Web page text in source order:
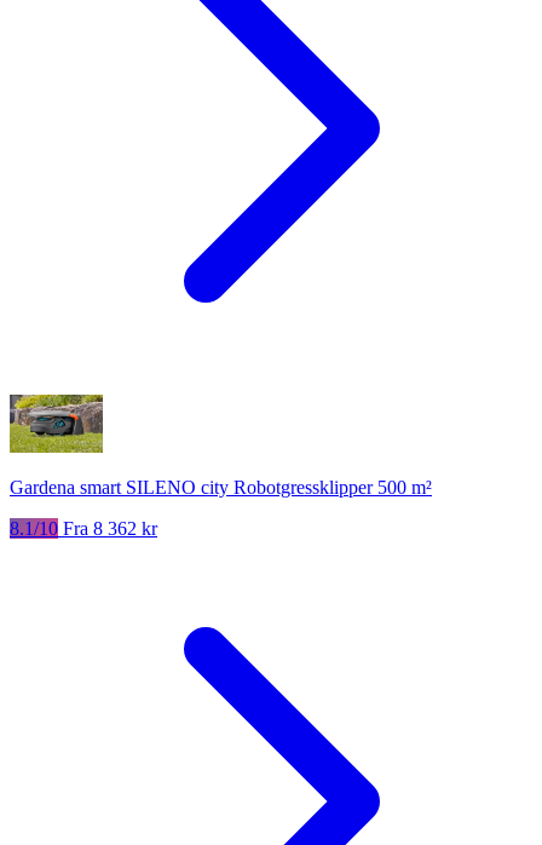
Gardena smart SILENO city Robotgressklipper 500 m²
8.1/10 Fra 8 362 kr